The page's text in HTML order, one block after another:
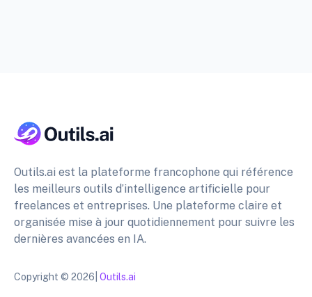
Outils.ai est la plateforme francophone qui référence
les meilleurs outils d’intelligence artificielle pour
freelances et entreprises. Une plateforme claire et
organisée mise à jour quotidiennement pour suivre les
dernières avancées en IA.
Copyright © 2026| Outils.ai